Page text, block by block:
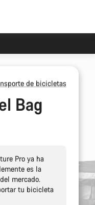
de bicicletas
Bag
Pro ya ha
es la
mercado.
tu bicicleta